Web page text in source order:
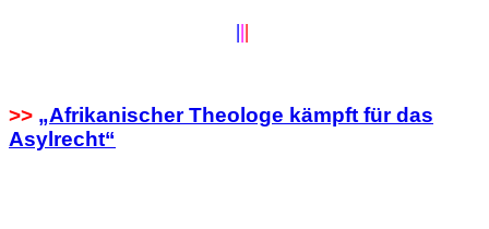
|||
>> „Afrikanischer Theologe kämpft für das
Asylrecht“